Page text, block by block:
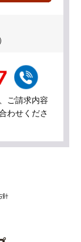
ご請求内容
わせくださ
針